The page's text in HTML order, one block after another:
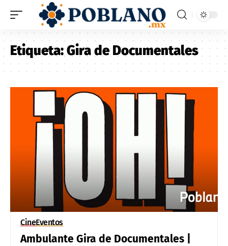
Etiqueta:Gira de Documentales
CineEventos
Ambulante Gira de Documentales |